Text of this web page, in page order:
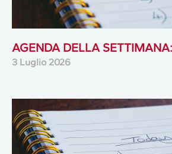
AGENDA DELLA
3 Luglio 2026